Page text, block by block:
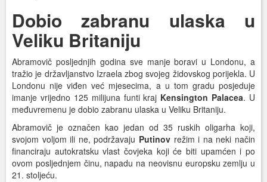
Dobio zabranu ulaska u
Veliku Britaniju
Abramovič posljednjih godina sve manje boravi u Londonu, a
tražio je državljanstvo Izraela zbog svojeg židovskog porijekla. U
Londonu nije viđen već mjesecima, a u tom gradu posjeduje
imanje vrijedno 125 milijuna funti kraj Kensington Palacea. U
međuvremenu je dobio zabranu ulaska u Veliku Britaniju.
Abramovič je označen kao jedan od 35 ruskih oligarha koji,
svojom voljom ili ne, podržavaju Putinov režim i na neki način
financiraju autokratsku vlast čovjeka koji će biti upamćen i po
ovom posljednjem činu, napadu na neovisnu europsku zemlju u
21. stoljeću.